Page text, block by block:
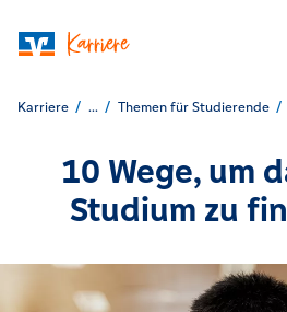
Karriere ... Themen für Studierende
10 Wege, um
Studium zu